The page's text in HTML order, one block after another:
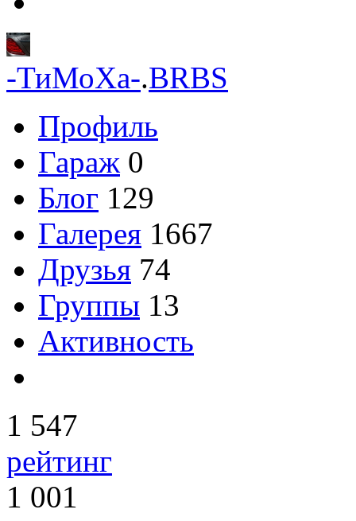
-ТиМоХа-.BRBS
Профиль
Гараж 0
Блог 129
Галерея 1667
Друзья 74
Группы 13
Активность
1 547
рейтинг
1 001